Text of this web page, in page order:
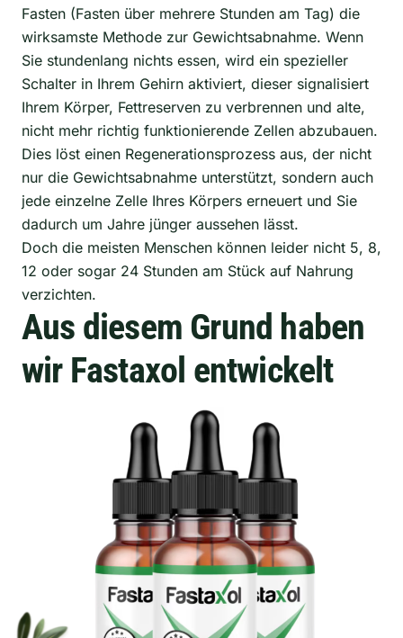
Fasten (Fasten über mehrere Stunden am Tag) die
wirksamste Methode zur Gewichtsabnahme. Wenn
Sie stundenlang nichts essen, wird ein spezieller
Schalter in Ihrem Gehirn aktiviert, dieser signalisiert
Ihrem Körper, Fettreserven zu verbrennen und alte,
nicht mehr richtig funktionierende Zellen abzubauen.
Dies löst einen Regenerationsprozess aus, der nicht
nur die Gewichtsabnahme unterstützt, sondern auch
jede einzelne Zelle Ihres Körpers erneuert und Sie
dadurch um Jahre jünger aussehen lässt.
Doch die meisten Menschen können leider nicht 5, 8,
12 oder sogar 24 Stunden am Stück auf Nahrung
verzichten.
Aus diesem Grund haben
wir Fastaxol entwickelt